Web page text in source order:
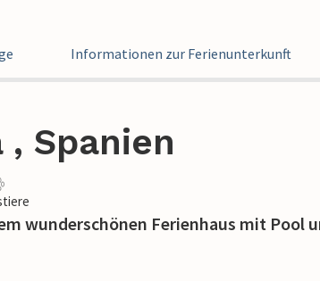
Informationen zur Ferienunterkunft
Spanien
wunderschönen Ferienhaus mit Pool